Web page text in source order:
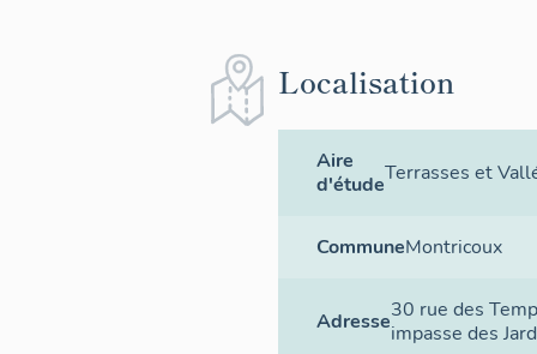
Localisation
Aire
d'étudeTerrasses et
CommuneMontricoux
Adresse30 rue des
impasse des